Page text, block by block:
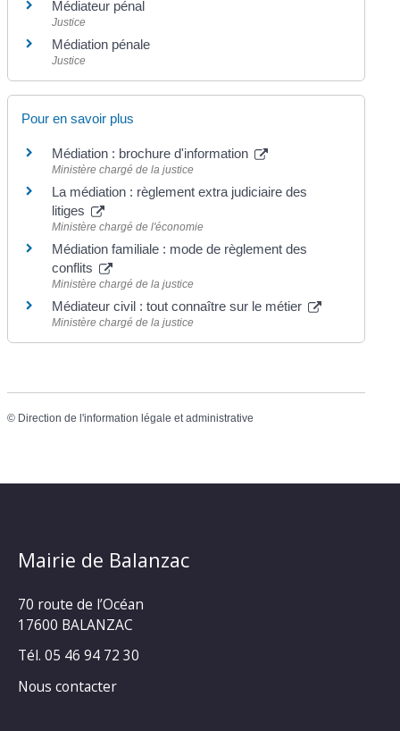
Médiateur pénal
Justice
Médiation pénale
Justice
Pour en savoir plus
Médiation : brochure d'information
Ministère chargé de la justice
La médiation : règlement extra judiciaire des
litiges
Ministère chargé de l'économie
Médiation familiale : mode de règlement des
conflits
Ministère chargé de la justice
Médiateur civil : tout connaître sur le métier
Ministère chargé de la justice
© Direction de l'information légale et administrative
Mairie de Balanzac
70 route de l’Océan
17600 BALANZAC
Tél. 05 46 94 72 30
Nous contacter